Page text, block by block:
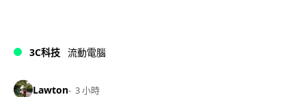
3C科技 流動電腦
Lawton 3 小時